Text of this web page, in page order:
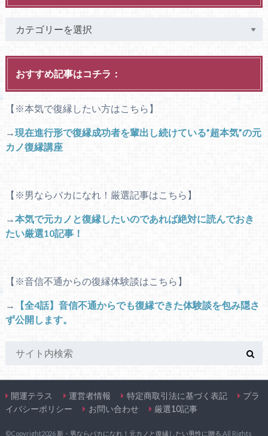
おすすめ記事はコチラ：
【※本気で復縁したい方はこちら】
→現在進行形で復縁成功者を輩出し続けている”超本気”の元
カノ復縁講座
【※男ならバカになれ！厳選記事はこちら】
→本気で元カノと復縁したいのであれば絶対に読んでおき
たい厳選10記事！
【※音信不通からの復縁体験談はこちら】
→
【全4話】音信不通からでも復縁できた体験談を包み隠さ
ず公開します。
開運テラス 運営者情報 特定商取引法に基づく表記
プラ
イバシーポリシー
お問い合わせ 厳選10記事
©Copyright2026 新・男ならバカになれ！元カノと復縁したい男性に贈る .All Rights